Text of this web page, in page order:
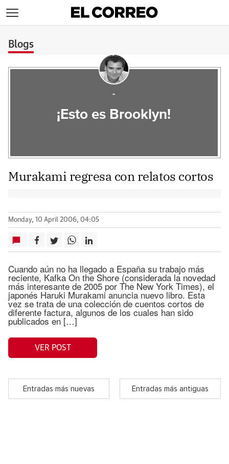
Blogs
-
¡Esto es Brooklyn!
Murakami regresa con relatos cortos
Monday, 10 April 2006, 04:05
Cuando aún no ha llegado a España su trabajo más
reciente, Kafka On the Shore (considerada la novedad
más interesante de 2005 por The New York Times), el
japonés Haruki Murakami anuncia nuevo libro. Esta
vez se trata de una colección de cuentos cortos de
diferente factura, algunos de los cuales han sido
publicados en […]
VER POST
Entradas más nuevas Entradas más antiguas